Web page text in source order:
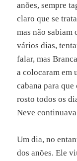
anões, sempre
claro que se
mas não sabiam
vários dias,
falar, mas
a colocaram em
cabana para
rosto todos os
Neve
Um dia, no
dos anões. Ele